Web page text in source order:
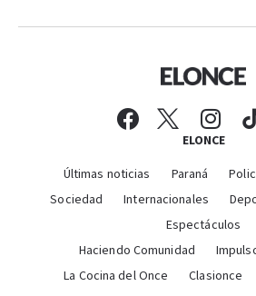
ELONCE
Últimas noticias Paraná
Sociedad
Internacionales
Espectáculos
Haciendo Comunidad
La Cocina del Once
Clasionce